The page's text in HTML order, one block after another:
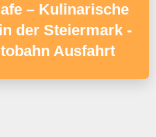
– Kulinarische
der Steiermark -
Ausfahrt